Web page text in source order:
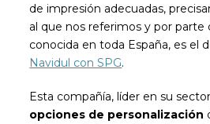
de impresión adecuadas,
al que nos referimos y por parte
conocida en toda España, es el
Navidul con SPG.
Esta compañía, líder en su
opciones de personalización